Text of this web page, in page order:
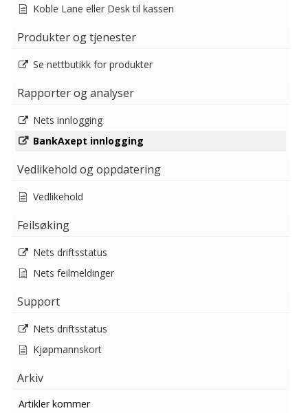
Koble Lane eller Desk til kassen
Produkter og tjenester
Se nettbutikk for produkter
Rapporter og analyser
Nets innlogging
BankAxept innlogging
Vedlikehold og oppdatering
Vedlikehold
Feilsøking
Nets driftsstatus
Nets feilmeldinger
Support
Nets driftsstatus
Kjøpmannskort
Arkiv
Artikler kommer